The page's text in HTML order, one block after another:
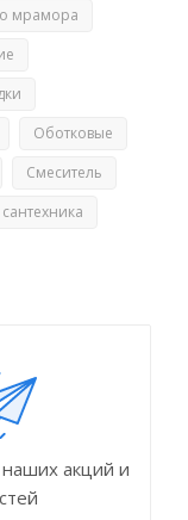
мрамора
Оботковые
Смеситель
акций и